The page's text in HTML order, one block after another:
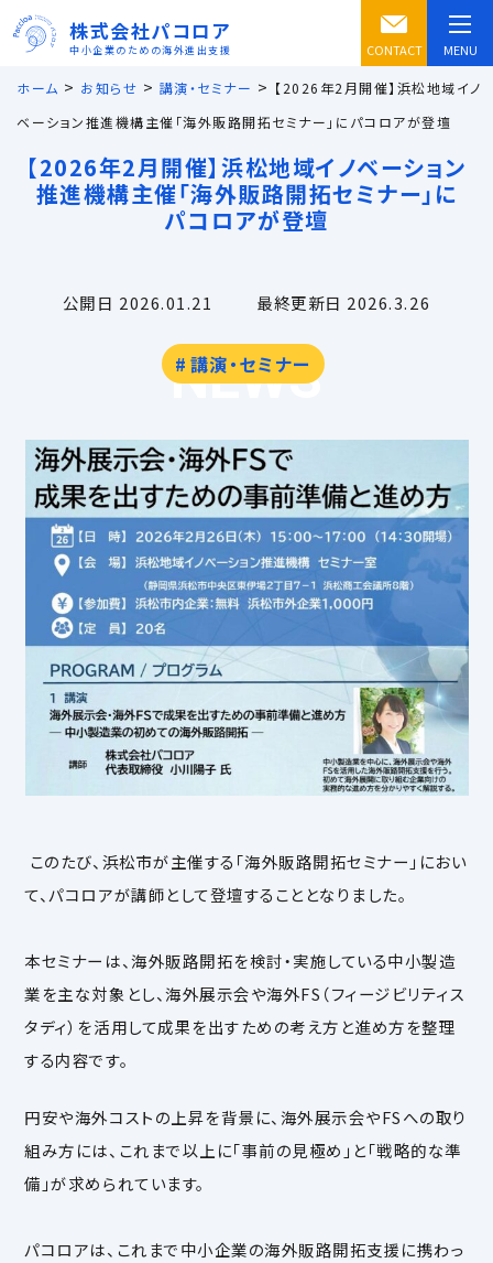
株式会社パコロア
中小企業のための海外進出支援 MENU
CONTACT
ホーム > お知らせ > 講演・セミナー > 【2026年2月開催】浜松地域イノ
ベーション推進機構主催「海外販路開拓セミナー」にパコロアが登壇
【2026年2月開催】浜松地域イノベーション
推進機構主催「海外販路開拓セミナー」に
パコロアが登壇
公開日 2026.01.21 最終更新日 2026.3.26
講演・セミナー
NEWS
このたび、浜松市が主催する「海外販路開拓セミナー」におい
て、パコロアが講師として登壇することとなりました。
本セミナーは、海外販路開拓を検討・実施している中小製造
業を主な対象とし、海外展示会や海外FS（フィージビリティス
タディ）を活用して成果を出すための考え方と進め方を整理
する内容です。
円安や海外コストの上昇を背景に、海外展示会やFSへの取り
組み方には、これまで以上に「事前の見極め」と「戦略的な準
備」が求められています。
パコロアは、これまで中小企業の海外販路開拓支援に携わっ